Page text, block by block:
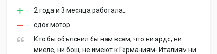
2 года и 3 месяца работала...
сдох мотор
Кто бы объяснил бы нам всем, что ни ардо, ни
миеле, ни бош, не имеют к Германиям- Италиям ни